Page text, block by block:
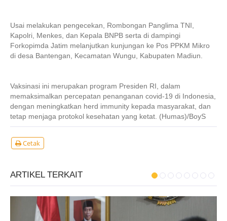
Usai melakukan pengecekan, Rombongan Panglima TNI,
Kapolri, Menkes, dan Kepala BNPB serta di dampingi
Forkopimda Jatim melanjutkan kunjungan ke Pos PPKM Mikro
di desa Bantengan, Kecamatan Wungu, Kabupaten Madiun.
Vaksinasi ini merupakan program Presiden RI, dalam
memaksimalkan percepatan penanganan covid-19 di Indonesia,
dengan meningkatkan herd immunity kepada masyarakat, dan
tetap menjaga protokol kesehatan yang ketat. (Humas)/BoyS
Cetak
ARTIKEL TERKAIT